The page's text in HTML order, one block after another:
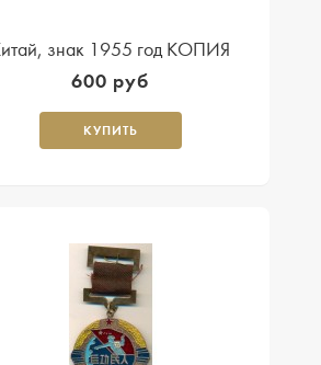
знак 1955 год КОПИЯ
600 руб
КУПИТЬ